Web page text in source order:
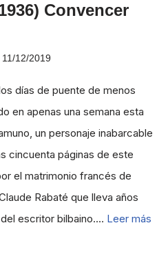
Convencer
11/12/2019
días de puente de menos
en apenas una semana esta
un personaje inabarcable
cincuenta páginas de este
el matrimonio francés de
Rabaté que lleva años
escritor bilbaino.… Leer más